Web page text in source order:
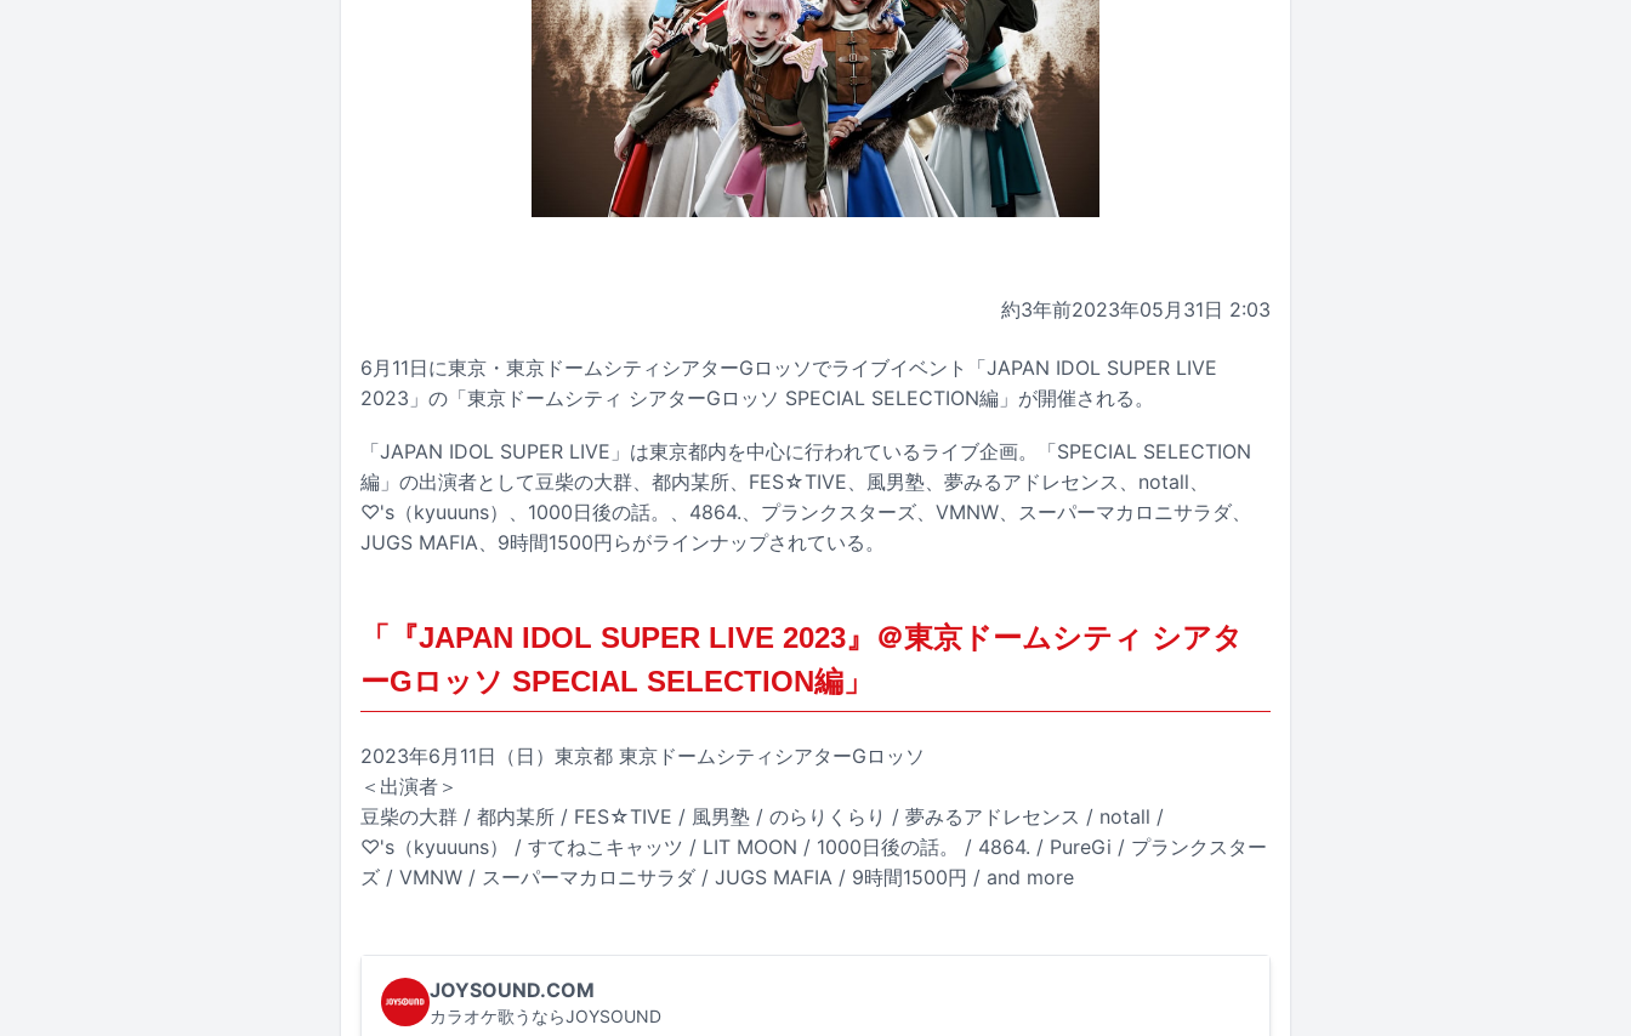
約3年前2023年05月31日 2:03
6月11日に東京・東京ドームシティシアターGロッソでライブイベント「JAPAN IDOL SUPER LIVE
2023」の「東京ドームシティ シアターGロッソ SPECIAL SELECTION編」が開催される。
「JAPAN IDOL SUPER LIVE」は東京都内を中心に行われているライブ企画。「SPECIAL SELECTION
編」の出演者として豆柴の大群、都内某所、FES☆TIVE、風男塾、夢みるアドレセンス、notall、
♡'s（kyuuuns）、1000日後の話。、4864.、プランクスターズ、VMNW、スーパーマカロニサラダ、
JUGS MAFIA、9時間1500円らがラインナップされている。
「『JAPAN IDOL SUPER LIVE 2023』＠東京ドームシティ シアタ
ーGロッソ SPECIAL SELECTION編」
2023年6月11日（日）東京都 東京ドームシティシアターGロッソ
＜出演者＞
豆柴の大群 / 都内某所 / FES☆TIVE / 風男塾 / のらりくらり / 夢みるアドレセンス / notall /
♡'s（kyuuuns） / すてねこキャッツ / LIT MOON / 1000日後の話。 / 4864. / PureGi / プランクスター
ズ / VMNW / スーパーマカロニサラダ / JUGS MAFIA / 9時間1500円 / and more
JOYSOUND.COM
カラオケ歌うならJOYSOUND